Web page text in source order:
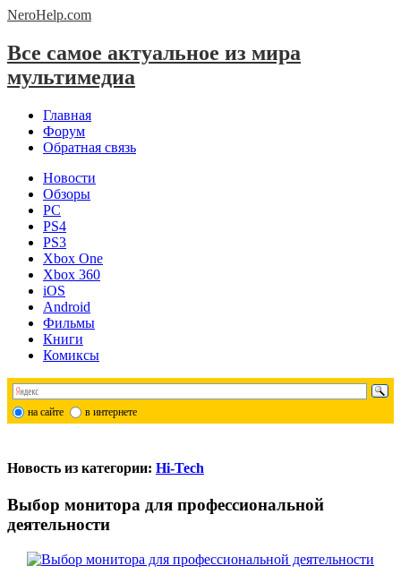
NeroHelp.com
Все самое актуальное из мира
мультимедиа
Главная
Форум
Обратная связь
Новости
Обзоры
PC
PS4
PS3
Xbox One
Xbox 360
iOS
Android
Фильмы
Книги
Комиксы
на сайте в интернете
Новость из категории: Hi-Tech
Выбор монитора для профессиональной
деятельности